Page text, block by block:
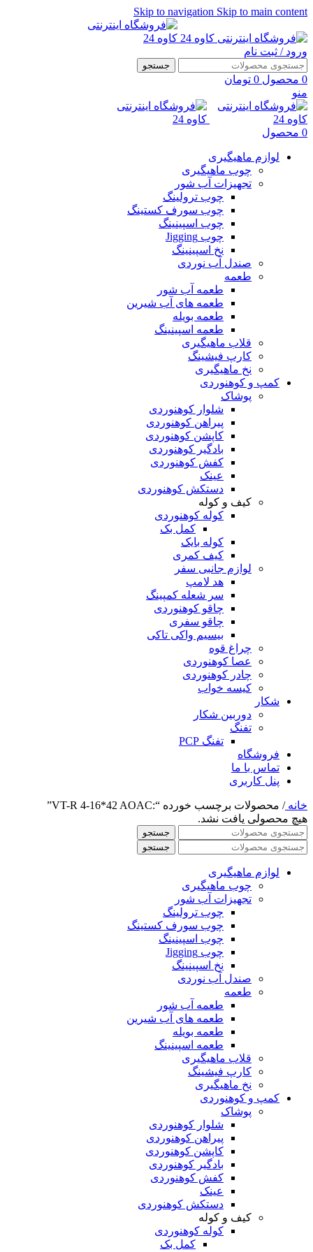
Skip to navigation Skip to main content
ورود / ثبت نام
جستجو
0 محصول 0 تومان
منو
0 محصول
لوازم ماهیگیری
چوب ماهیگیری
تجهیزات آب شور
چوب ترولینگ
چوب سورف کستینگ
چوب اسپینینگ
چوب Jigging
نخ اسپینینگ
صندل آب نوردی
طعمه
طعمه آب شور
طعمه های آب شیرین
طعمه بویله
طعمه اسپینینگ
قلاب ماهیگیری
کارپ فیشینگ
نخ ماهیگیری
کمپ و کوهنوردی
پوشاک
شلوار کوهنوردی
پیراهن کوهنوردی
کاپشن کوهنوردی
بادگیر کوهنوردی
کفش کوهنوردی
عینک
دستکش کوهنوردی
کیف و کوله
کوله کوهنوردی
کمل بک
کوله بایک
کیف کمری
لوازم جانبی سفر
هد لامپ
سر شعله کمپینگ
چاقو کوهنوردی
چاقو سفری
بیسیم واکی تاکی
چراغ قوه
عصا کوهنوردی
چادر کوهنوردی
کیسه خواب
شکار
دوربین شکار
تفنگ
تفنگ PCP
فروشگاه
تماس با ما
پنل کاربری
خانه/ محصولات برچسب خورده “:VT-R 4-16*42 AOAC”
هیچ محصولی یافت نشد.
جستجو
جستجو
لوازم ماهیگیری
چوب ماهیگیری
تجهیزات آب شور
چوب ترولینگ
چوب سورف کستینگ
چوب اسپینینگ
چوب Jigging
نخ اسپینینگ
صندل آب نوردی
طعمه
طعمه آب شور
طعمه های آب شیرین
طعمه بویله
طعمه اسپینینگ
قلاب ماهیگیری
کارپ فیشینگ
نخ ماهیگیری
کمپ و کوهنوردی
پوشاک
شلوار کوهنوردی
پیراهن کوهنوردی
کاپشن کوهنوردی
بادگیر کوهنوردی
کفش کوهنوردی
عینک
دستکش کوهنوردی
کیف و کوله
کوله کوهنوردی
کمل بک